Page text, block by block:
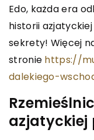
Edo, każda era
historii
sekrety! Więcej
stronie https://
dalekiego-
azjatyckiej